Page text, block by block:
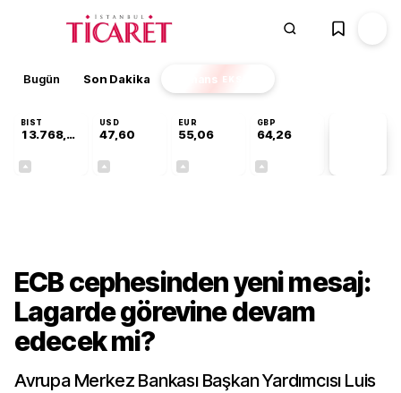
Bugün Son Dakika Finans EKSTRA
BIST
13.768,18
USD
47,60
EUR
55,06
GBP
64,26
ECB cephesinden yeni mesaj:
Lagarde görevine devam
edecek mi?
Avrupa Merkez Bankası Başkan Yardımcısı Luis